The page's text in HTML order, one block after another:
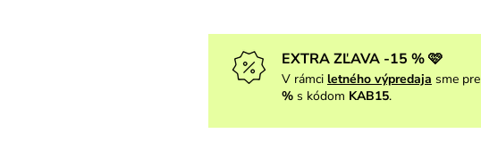
EXTRA ZĽAVA -15 % 🩷
V rámci letného výpredaja sme pre
%s kódom KAB15.